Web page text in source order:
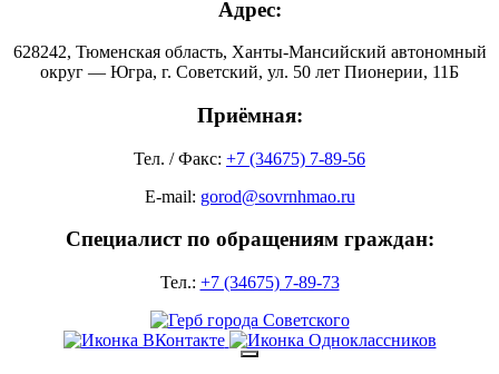
Адрес:
628242, Тюменская область, Ханты-Мансийский автономный
округ — Югра, г. Советский, ул. 50 лет Пионерии, 11Б
Приёмная:
Тел. / Факс: +7 (34675) 7-89-56
E-mail: gorod@sovrnhmao.ru
Специалист по обращениям граждан:
Тел.: +7 (34675) 7-89-73